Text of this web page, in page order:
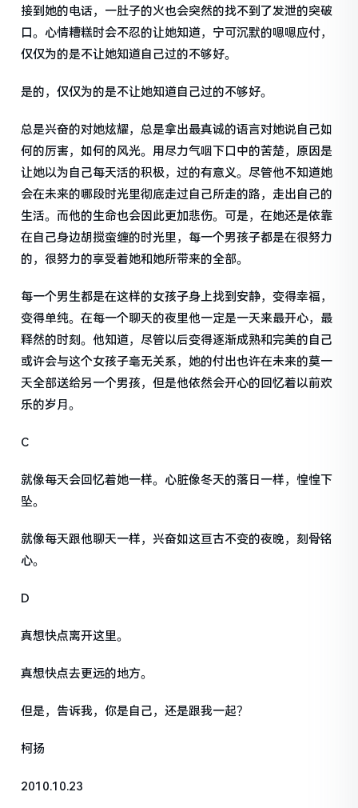
接到她的电话，一肚子的火也会突然的找不到了发泄的突破
口。心情糟糕时会不忍的让她知道，宁可沉默的嗯嗯应付，
仅仅为的是不让她知道自己过的不够好。
是的，仅仅为的是不让她知道自己过的不够好。
总是兴奋的对她炫耀，总是拿出最真诚的语言对她说自己如
何的厉害，如何的风光。用尽力气咽下口中的苦楚，原因是
让她以为自己每天活的积极，过的有意义。尽管他不知道她
会在未来的哪段时光里彻底走过自己所走的路，走出自己的
生活。而他的生命也会因此更加悲伤。可是，在她还是依靠
在自己身边胡搅蛮缠的时光里，每一个男孩子都是在很努力
的，很努力的享受着她和她所带来的全部。
每一个男生都是在这样的女孩子身上找到安静，变得幸福，
变得单纯。在每一个聊天的夜里他一定是一天来最开心，最
释然的时刻。他知道，尽管以后变得逐渐成熟和完美的自己
或许会与这个女孩子毫无关系，她的付出也许在未来的莫一
天全部送给另一个男孩，但是他依然会开心的回忆着以前欢
乐的岁月。
C
就像每天会回忆着她一样。心脏像冬天的落日一样，惶惶下
坠。
就像每天跟他聊天一样，兴奋如这亘古不变的夜晚，刻骨铭
心。
D
真想快点离开这里。
真想快点去更远的地方。
但是，告诉我，你是自己，还是跟我一起？
柯扬
2010.10.23